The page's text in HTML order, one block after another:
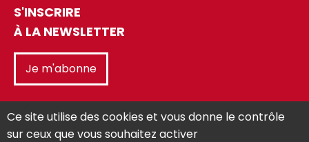
S'INSCRIRE
À LA NEWSLETTER
Je m'abonne
Ce site utilise des cookies et vous donne le contrôle
sur ceux que vous souhaitez activer